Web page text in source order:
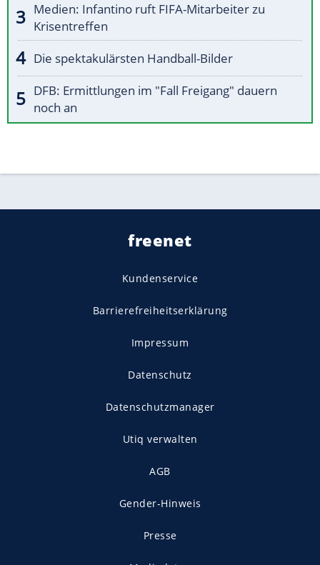
Medien: Infantino ruft FIFA-Mitarbeiter zu
Krisentreffen
Die spektakulärsten Handball-Bilder
DFB: Ermittlungen im "Fall Freigang" dauern
noch an
freenet
Kundenservice
Barrierefreiheitserklärung
Impressum
Datenschutz
Datenschutzmanager
Utiq verwalten
AGB
Gender-Hinweis
Presse